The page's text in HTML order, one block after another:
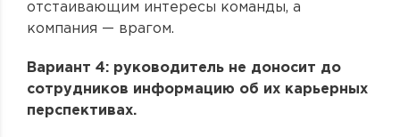
отстаивающим интересы команды, а
компания — врагом.
Вариант 4: руководитель не доносит до
сотрудников информацию об их карьерных
перспективах.